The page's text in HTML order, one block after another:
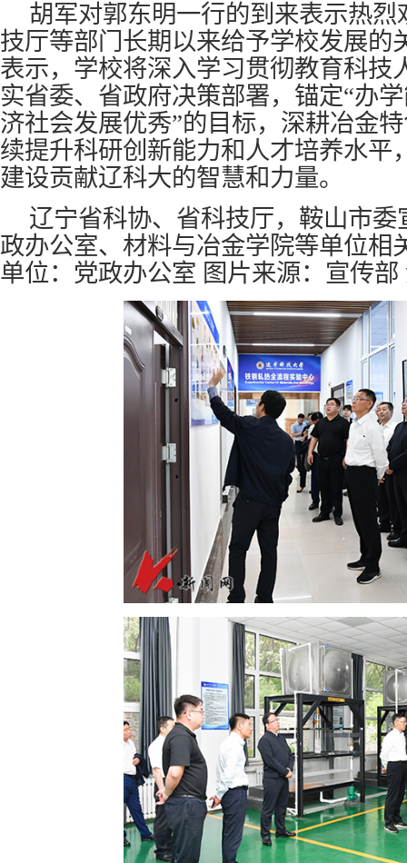
胡军对郭东明一行的到来表示热
技厅等部门长期以来给予学校发展的
表示，学校将深入学习贯彻教育科技
实省委、省政府决策部署，锚定“办
济社会发展优秀”的目标，深耕冶金
续提升科研创新能力和人才培养水平
建设贡献辽科大的智慧和力量。
辽宁省科协、省科技厅，鞍山市
政办公室、材料与冶金学院等单位相
单位：党政办公室 图片来源：宣传部